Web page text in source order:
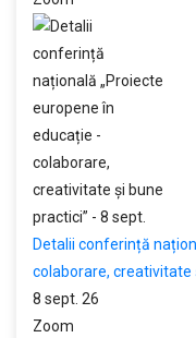
Detalii conferință
colaborare, creativitate
8 sept. 26
Zoom